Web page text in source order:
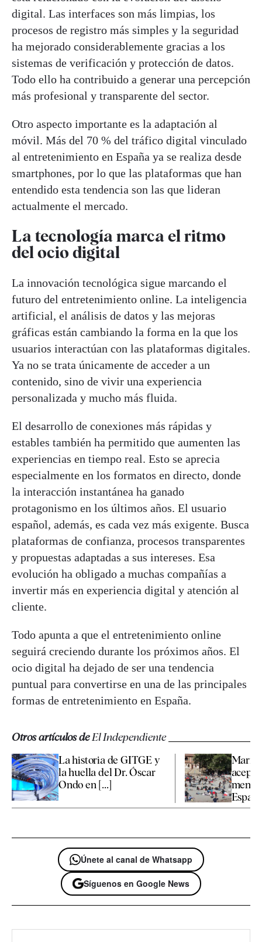
digital. Las interfaces son más limpias, los
procesos de registro más simples y la seguridad
ha mejorado considerablemente gracias a los
sistemas de verificación y protección de datos.
Todo ello ha contribuido a generar una percepción
más profesional y transparente del sector.
Otro aspecto importante es la adaptación al
móvil. Más del 70 % del tráfico digital vinculado
al entretenimiento en España ya se realiza desde
smartphones, por lo que las plataformas que han
entendido esta tendencia son las que lideran
actualmente el mercado.
La tecnología marca el ritmo
del ocio digital
La innovación tecnológica sigue marcando el
futuro del entretenimiento online. La inteligencia
artificial, el análisis de datos y las mejoras
gráficas están cambiando la forma en la que los
usuarios interactúan con las plataformas digitales.
Ya no se trata únicamente de acceder a un
contenido, sino de vivir una experiencia
personalizada y mucho más fluida.
El desarrollo de conexiones más rápidas y
estables también ha permitido que aumenten las
experiencias en tiempo real. Esto se aprecia
especialmente en los formatos en directo, donde
la interacción instantánea ha ganado
protagonismo en los últimos años. El usuario
español, además, es cada vez más exigente. Busca
plataformas de confianza, procesos transparentes
y propuestas adaptadas a sus intereses. Esa
evolución ha obligado a muchas compañías a
invertir más en experiencia digital y atención al
cliente.
Todo apunta a que el entretenimiento online
seguirá creciendo durante los próximos años. El
ocio digital ha dejado de ser una tendencia
puntual para convertirse en una de las principales
formas de entretenimiento en España.
Otros artículos deEl Independiente
La historia de GITGE y
la huella del Dr. Óscar
Ondo en [...]
Únete al canal de Whatsapp
Síguenos en Google News